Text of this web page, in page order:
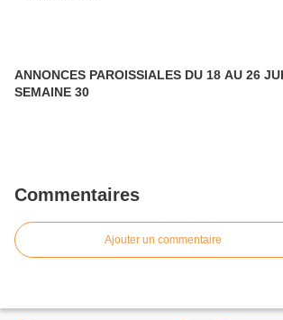
ANNONCES PAROISSIALES DU 18 AU 26
SEMAINE 30
Commentaires
Ajouter un commentaire